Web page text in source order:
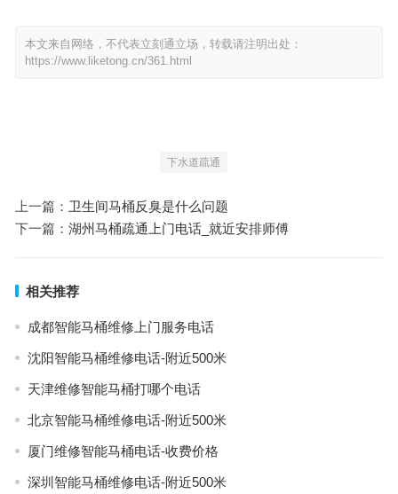
本文来自网络，不代表立刻通立场，转载请注明出处：
https://www.liketong.cn/361.html
下水道疏通
上一篇： 卫生间马桶反臭是什么问题
下一篇： 湖州马桶疏通上门电话_就近安排师傅
相关推荐
成都智能马桶维修上门服务电话
沈阳智能马桶维修电话-附近500米
天津维修智能马桶打哪个电话
北京智能马桶维修电话-附近500米
厦门维修智能马桶电话-收费价格
深圳智能马桶维修电话-附近500米